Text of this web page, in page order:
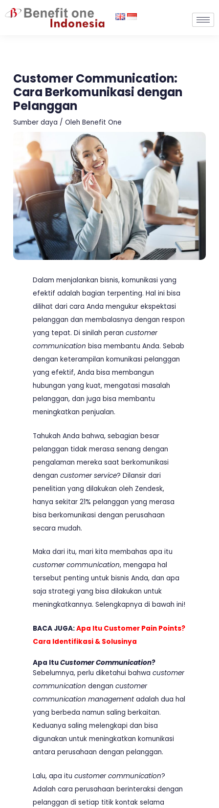
Lewati
ke
Customer Communication:
Cara Berkomunikasi dengan
Pelanggan
Sumber daya / OlehBenefit One
Dalam menjalankan bisnis, komunikasi yang
efektif adalah bagian terpenting. Hal ini bisa
dilihat dari cara Anda mengukur ekspektasi
pelanggan dan membalasnya dengan respon
yang tepat. Di sinilah peran customer
communication bisa membantu Anda. Sebab
dengan keterampilan komunikasi pelanggan
yang efektif, Anda bisa membangun
hubungan yang kuat, mengatasi masalah
pelanggan, dan juga bisa membantu
meningkatkan penjualan.
Tahukah Anda bahwa, sebagian besar
pelanggan tidak merasa senang dengan
pengalaman mereka saat berkomunikasi
dengan customer service? Dilansir dari
penelitian yang dilakukan oleh Zendesk,
hanya sekitar 21% pelanggan yang merasa
bisa berkomunikasi dengan perusahaan
secara mudah.
Maka dari itu, mari kita membahas apa itu
customer communication, mengapa hal
tersebut penting untuk bisnis Anda, dan apa
saja strategi yang bisa dilakukan untuk
meningkatkannya. Selengkapnya di bawah ini!
BACA JUGA:Apa Itu Customer Pain Points?
Cara Identifikasi & Solusinya
Apa ItuCustomer Communication?
Sebelumnya, perlu diketahui bahwa customer
communication dengan customer
communication management adalah dua hal
yang berbeda namun saling berkaitan.
Keduanya saling melengkapi dan bisa
digunakan untuk meningkatkan komunikasi
antara perusahaan dengan pelanggan.
Lalu, apa itu customer communication?
Adalah cara perusahaan berinteraksi dengan
pelanggan di setiap titik kontak selama